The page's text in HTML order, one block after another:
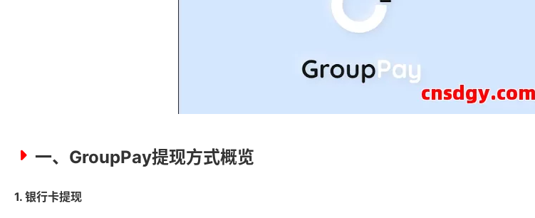
一、GroupPay提现方式概览
1. 银行卡提现